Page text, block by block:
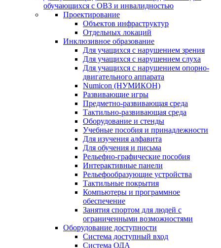
обучающихся с ОВЗ и инвалидностью
Проектирование
Объектов инфраструктур
Отдельных локаций
Инклюзивное образование
Для учащихся с нарушением зрения
Для учащихся с нарушением слуха
Для учащихся с нарушением опорно-
двигательного аппарата
Numicon (НУМИКОН)
Развивающие игры
Предметно-развивающая среда
Тактильно-развивающая среда
Оборудование и стенды
Учебные пособия и принадлежности
Для изучения алфавита
Для обучения и письма
Рельефно-графические пособия
Интерактивные панели
Рельефообразующие устройства
Тактильные покрытия
Компьютеры и программное
обеспечение
Занятия спортом для людей с
ограниченными возможностями
Оборудование доступности
Система доступный вход
Система ОДА